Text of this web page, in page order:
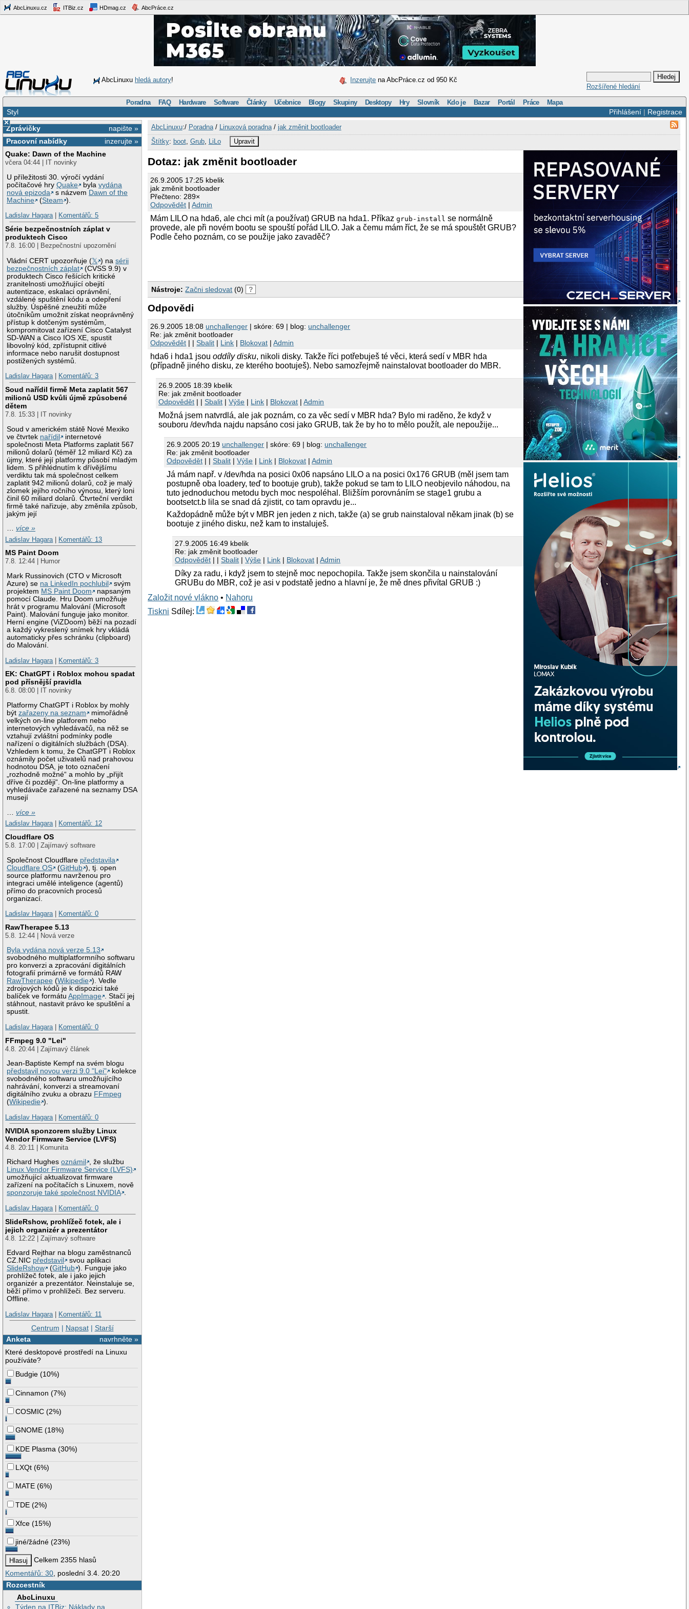
AbcLinuxu.cz ITBiz.cz HDmag.cz AbcPráce.cz
AbcLinuxu hledá autory! Inzerujte na AbcPráce.cz od 950 Kč
Rozšířené hledání
Poradna FAQ Hardware Software Články Učebnice Blogy Skupiny Desktopy Hry Slovník Kdo je Bazar Portál Práce Mapa
Přihlášení| Registrace
Styl
×
napište »
Zprávičky
inzerujte »
Pracovní nabídky
Quake: Dawn of the Machine
včera 04:44 | IT novinky
U příležitosti 30. výročí vydání
počítačové hryQuake bylavydána
nová epizoda
s názvem Dawn of the
Machine
(Steam ).
Ladislav Hagara| Komentářů: 5
Série bezpečnostních záplat v
produktech Cisco
7.8. 16:00 | Bezpečnostní upozornění
Vládní CERT upozorňuje (𝕏 ) nasérii
bezpečnostních záplat
(CVSS 9.9) v
produktech Cisco řešících kritické
zranitelnosti umožňující obejití
autentizace, eskalaci oprávnění,
vzdálené spuštění kódu a odepření
služby. Úspěšné zneužití může
útočníkům umožnit získat neoprávněný
přístup k dotčeným systémům,
kompromitovat zařízení Cisco Catalyst
SD-WAN a Cisco IOS XE, spustit
libovolný kód, zpřístupnit citlivé
informace nebo narušit dostupnost
postižených systémů.
Ladislav Hagara| Komentářů: 3
Soud nařídil firmě Meta zaplatit 567
milionů USD kvůli újmě způsobené
dětem
7.8. 15:33 | IT novinky
Soud v americkém státě Nové Mexiko
ve čtvrtek nařídil
internetové
společnosti Meta Platforms zaplatit 567
milionů dolarů (téměř 12 miliard Kč) za
újmy, které její platformy působí mladým
lidem. S přihlédnutím k dřívějšímu
verdiktu tak má společnost celkem
zaplatit 942 milionů dolarů, což je malý
zlomek jejího ročního výnosu, který loni
činil 60 miliard dolarů. Čtvrteční verdikt
firmě také nařizuje, aby změnila způsob,
jakým její
…více »
Ladislav Hagara
Komentářů: 13
MS Paint Doom
7.8. 12:44 | Humor
Mark Russinovich (CTO v Microsoft
Azure) se na LinkedIn pochlubil
svým
projektem MS Paint Doom
napsaným
pomocí Claude. Hru Doom umožňuje
hrát v programu Malování (Microsoft
Paint). Malování funguje jako monitor.
Herní engine (ViZDoom) běží na pozadí
a každý vykreslený snímek hry vkládá
automaticky přes schránku (clipboard)
do Malování.
Ladislav Hagara
Komentářů: 3
EK: ChatGPT i Roblox mohou spadat
pod přísnější pravidla
6.8. 08:00 | IT novinky
Platformy ChatGPT i Roblox by mohly
býtzařazeny na seznam
mimořádně
velkých on-line platforem nebo
internetových vyhledávačů, na něž se
vztahují zvláštní podmínky podle
nařízení o digitálních službách (DSA).
Vzhledem k tomu, že ChatGPT i Roblox
oznámily počet uživatelů nad prahovou
hodnotou DSA, je toto označení
„rozhodně možné“ a mohlo by „přijít
dříve či později“. On-line platformy a
vyhledávače zařazené na seznamy DSA
musejí
…více »
Ladislav Hagara| Komentářů: 12
Cloudflare OS
5.8. 17:00 | Zajímavý software
Společnost Cloudflare představila
Cloudflare OS
(GitHub ), tj. open
source platformu navrženou pro
integraci umělé inteligence (agentů)
přímo do pracovních procesů
organizací.
Ladislav Hagara| Komentářů: 0
RawTherapee 5.13
5.8. 12:44 | Nová verze
Byla vydána nová verze 5.13
svobodného multiplatformního softwaru
pro konverzi a zpracování digitálních
fotografií primárně ve formátů RAW
RawTherapee (Wikipedie ). Vedle
zdrojových kódů je k dispozici také
balíček ve formátuAppImage . Stačí jej
stáhnout, nastavit právo ke spuštění a
spustit.
Ladislav Hagara| Komentářů: 0
FFmpeg 9.0 "Lei"
4.8. 20:44 | Zajímavý článek
Jean-Baptiste Kempf na svém blogu
představil novou verzi 9.0 "Lei"
kolekce
svobodného softwaru umožňujícího
nahrávání, konverzi a streamovaní
digitálního zvuku a obrazu FFmpeg
(Wikipedie ).
Ladislav Hagara| Komentářů: 0
NVIDIA sponzorem služby Linux
Vendor Firmware Service (LVFS)
4.8. 20:11 | Komunita
Richard Hughesoznámil
, že službu
Linux Vendor Firmware Service (LVFS)
umožňující aktualizovat firmware
zařízení na počítačích s Linuxem, nově
sponzoruje také společnost NVIDIA .
Ladislav Hagara| Komentářů: 0
SlideRshow, prohlížeč fotek, ale i
jejich organizér a prezentátor
4.8. 12:22 | Zajímavý software
Edvard Rejthar na blogu zaměstnanců
CZ.NIC představil
svou aplikaci
SlideRshow
(GitHub ). Funguje jako
prohlížeč fotek, ale i jako jejich
organizér a prezentátor. Neinstaluje se,
běží přímo v prohlížeči. Bez serveru.
Offline.
Ladislav Hagara| Komentářů: 11
Centrum | Napsat| Starší
navrhněte »
Anketa
Které desktopové prostředí na Linuxu
používáte?
Budgie (10%)
Cinnamon (7%)
COSMIC (2%)
GNOME (18%)
KDE Plasma (30%)
LXQt (6%)
MATE (6%)
TDE (2%)
Xfce (15%)
jiné/žádné (23%)
Celkem 2355 hlasů
Komentářů: 30 , poslední 3.4. 20:20
Rozcestník
AbcLinuxu
Týden na ITBiz: Náklady na
AbcLinuxu:/ Poradna/ Linuxová poradna/ jak změnit bootloader
Štítky: boot, Grub, LiLo Upravit
Dotaz: jak změnit bootloader
26.9.2005 17:25 kbelik
jak změnit bootloader
Přečteno: 289×
Odpovědět |Admin
Mám LILO na hda6, ale chci mít (a používat) GRUB na hda1. Příkazgrub-install se normálně
provede, ale při novém bootu se spouští pořád LILO. Jak a čemu mám říct, že se má spouštět GRUB?
Podle čeho poznám, co se použije jako zavaděč?
Nástroje: Začni sledovat (0) ?
Odpovědi
26.9.2005 18:08 unchallenger | skóre: 69 | blog: unchallenger
Re: jak změnit bootloader
Odpovědět | |Sbalit | Link | Blokovat |Admin
hda6 i hda1 jsouoddíly disku, nikoli disky. Takže říci potřebuješ té věci, která sedí v MBR hda
(případně jiného disku, ze kterého bootuješ). Nebo samozřejmě nainstalovat bootloader do MBR.
26.9.2005 18:39 kbelik
Re: jak změnit bootloader
Odpovědět | |Sbalit |Výše | Link | Blokovat |Admin
Možná jsem natvrdlá, ale jak poznám, co za věc sedí v MBR hda? Bylo mi raděno, že když v
souboru /dev/hda najdu napsáno cosi jako GRUB, tak že by ho to mělo použít, ale nepoužije...
26.9.2005 20:19 unchallenger | skóre: 69 | blog: unchallenger
Re: jak změnit bootloader
Odpovědět | |Sbalit |Výše | Link | Blokovat |Admin
Já mám např. v /dev/hda na posici 0x06 napsáno LILO a na posici 0x176 GRUB (měl jsem tam
postupně oba loadery, teď to bootuje grub), takže pokud se tam to LILO neobjevilo náhodou, na
tuto jednoduchou metodu bych moc nespoléhal. Bližším porovnáním se stage1 grubu a
bootsetct.b lila se snad dá zjistit, co tam opravdu je...
Každopádně může být v MBR jen jeden z nich, takže (a) se grub nainstaloval někam jinak (b) se
bootuje z jiného disku, než kam to instaluješ.
27.9.2005 16:49 kbelik
Re: jak změnit bootloader
Odpovědět | |Sbalit |Výše | Link | Blokovat |Admin
Díky za radu, i když jsem to stejně moc nepochopila. Takže jsem skončila u nainstalování
GRUBu do MBR, což je asi v podstatě jedno a hlavní je, že mě dnes přivítal GRUB :)
Založit nové vlákno • Nahoru
Tiskni Sdílej: